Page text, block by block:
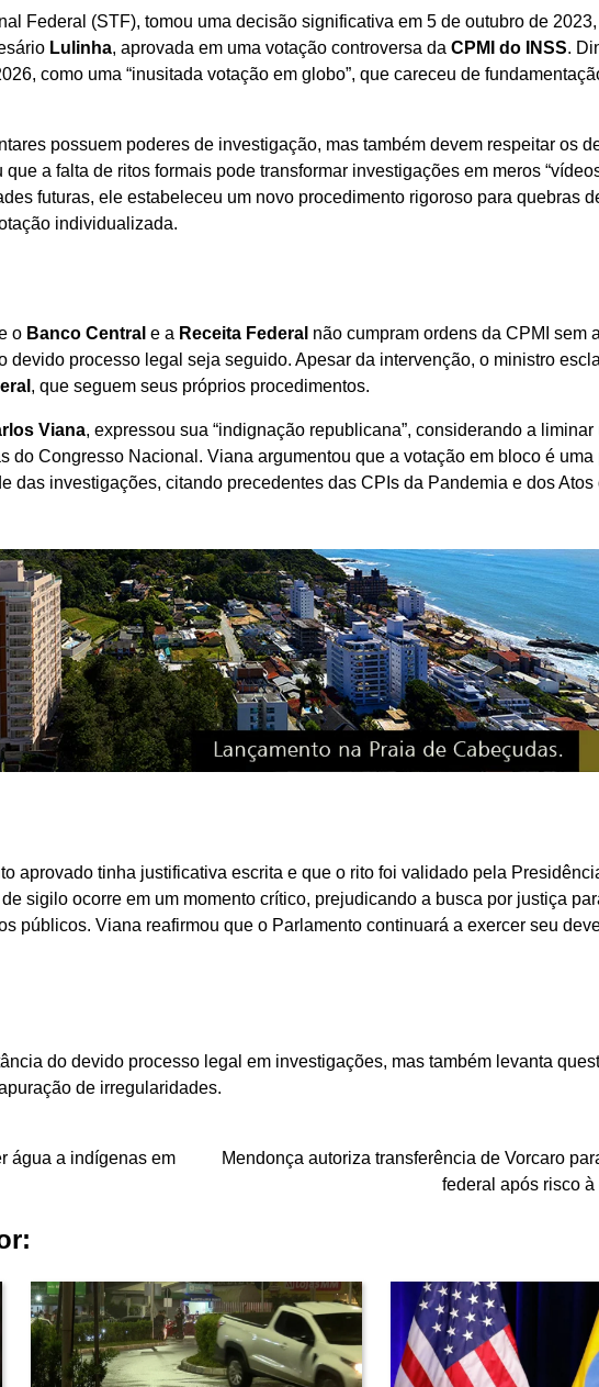
Federal (STF), tomou uma decisão significativa em 5 de outubro de
Lulinha, aprovada em uma votação controversa da CPMI do INSS.
como uma “inusitada votação em globo”, que careceu de
possuem poderes de investigação, mas também devem respeitar os
a falta de ritos formais pode transformar investigações em meros
futuras, ele estabeleceu um novo procedimento rigoroso para quebras
individualizada.
o Banco Central e a Receita Federal não cumpram ordens da CPMI sem
devido processo legal seja seguido. Apesar da intervenção, o ministro
, que seguem seus próprios procedimentos.
Viana, expressou sua “indignação republicana”, considerando a liminar
do Congresso Nacional. Viana argumentou que a votação em bloco é uma
das investigações, citando precedentes das CPIs da Pandemia e dos Atos
aprovado tinha justificativa escrita e que o rito foi validado pela
sigilo ocorre em um momento crítico, prejudicando a busca por justiça
públicos. Viana reafirmou que o Parlamento continuará a exercer seu
do devido processo legal em investigações, mas também levanta
de irregularidades.
água a indígenas em
Mendonça autoriza transferência de Vorcaro
federal após risco